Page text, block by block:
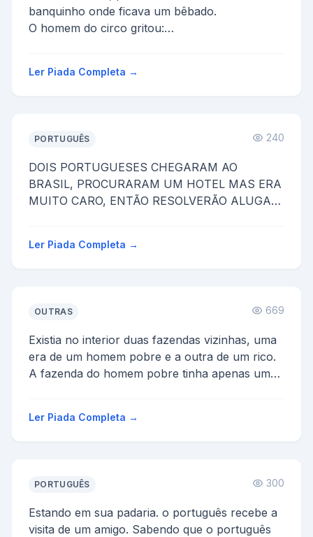
banquinho onde ficava um bêbado.
O homem do circo gritou:
Ler Piada Completa →
PORTUGUÊS 240
DOIS PORTUGUESES CHEGARAM AO
BRASIL, PROCURARAM UM HOTEL MAS ERA
MUITO CARO, ENTÃO RESOLVERÃO ALUGAR
Ler Piada Completa →
OUTRAS 669
Existia no interior duas fazendas vizinhas, uma
era de um homem pobre e a outra de um rico.
A fazenda do homem pobre tinha apenas um
Ler Piada Completa →
PORTUGUÊS 300
Estando em sua padaria. o português recebe a
visita de um amigo. Sabendo que o português